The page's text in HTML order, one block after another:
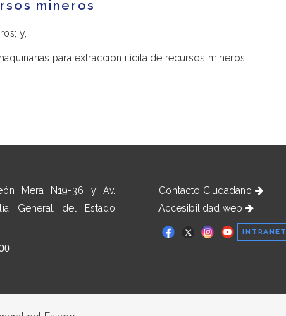
mineros
y,
para extracción ilícita de recursos mineros.
Mera N19-36 y Av.
General del Estado
Contacto Ciudadano
Accesibilidad web
INTRANET